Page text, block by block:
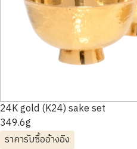
24K gold (K24) sake set
349.6g
ราคารับซื้ออ้างอิง